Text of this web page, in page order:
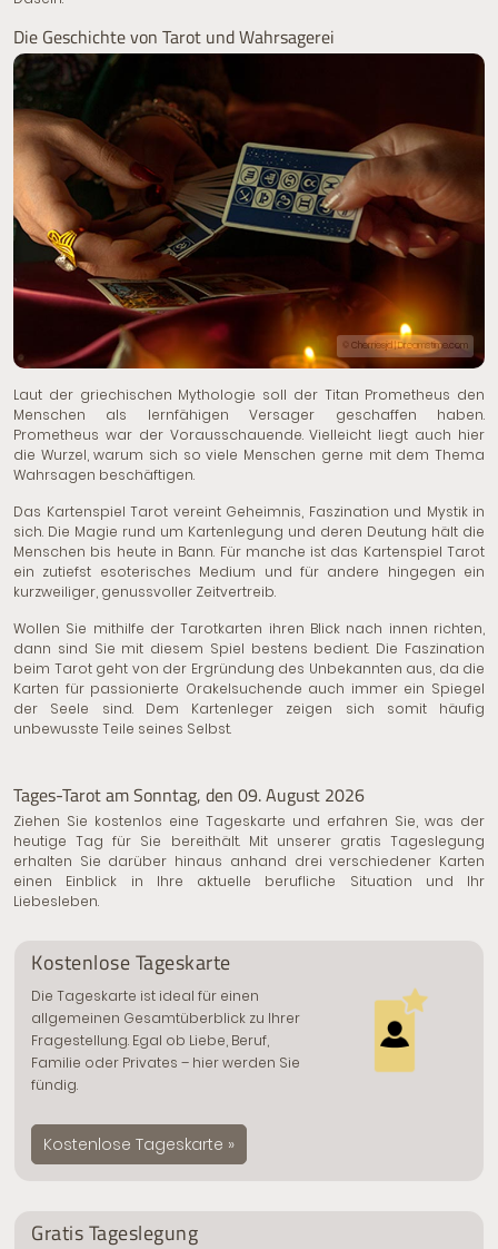
Die Geschichte von Tarot und Wahrsagerei
© Cherriesjd | Dreamstime.com
Laut der griechischen Mythologie soll der Titan Prometheus den
Menschen als lernfähigen Versager geschaffen haben.
Prometheus war der Vorausschauende. Vielleicht liegt auch hier
die Wurzel, warum sich so viele Menschen gerne mit dem Thema
Wahrsagen beschäftigen.
Das Kartenspiel Tarot vereint Geheimnis, Faszination und Mystik in
sich. Die Magie rund um Kartenlegung und deren Deutung hält die
Menschen bis heute in Bann. Für manche ist das Kartenspiel Tarot
ein zutiefst esoterisches Medium und für andere hingegen ein
kurzweiliger, genussvoller Zeitvertreib.
Wollen Sie mithilfe der Tarotkarten ihren Blick nach innen richten,
dann sind Sie mit diesem Spiel bestens bedient. Die Faszination
beim Tarot geht von der Ergründung des Unbekannten aus, da die
Karten für passionierte Orakelsuchende auch immer ein Spiegel
der Seele sind. Dem Kartenleger zeigen sich somit häufig
unbewusste Teile seines Selbst.
Tages-Tarot am Sonntag, den 09. August 2026
Ziehen Sie kostenlos eine Tageskarte und erfahren Sie, was der
heutige Tag für Sie bereithält. Mit unserer gratis Tageslegung
erhalten Sie darüber hinaus anhand drei verschiedener Karten
einen Einblick in Ihre aktuelle berufliche Situation und Ihr
Liebesleben.
Kostenlose Tageskarte
Die Tageskarte ist ideal für einen
allgemeinen Gesamtüberblick zu Ihrer
Fragestellung. Egal ob Liebe, Beruf,
Familie oder Privates – hier werden Sie
fündig.
Kostenlose Tageskarte »
Gratis Tageslegung